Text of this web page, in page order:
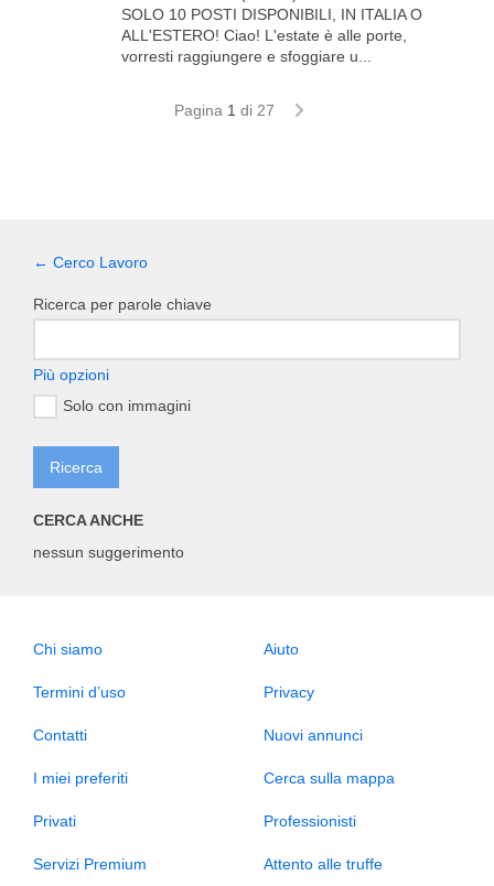
SOLO 10 POSTI DISPONIBILI, IN ITALIA O
ALL'ESTERO! Ciao! L'estate è alle porte,
vorresti raggiungere e sfoggiare u...
Pagina 1 di 27
← Cerco Lavoro
Ricerca per parole chiave
Più opzioni
Solo con immagini
CERCA ANCHE
nessun suggerimento
Chi siamo Aiuto
Termini d’uso Privacy
Contatti Nuovi annunci
I miei preferiti Cerca sulla mappa
Privati Professionisti
Servizi Premium Attento alle truffe